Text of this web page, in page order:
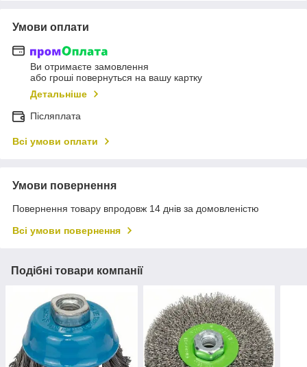
Умови оплати
Ви отримаєте замовлення
або гроші повернуться на вашу картку
Детальніше
Післяплата
Всі умови оплати
Умови повернення
Повернення товару впродовж 14 днів за домовленістю
Всі умови повернення
Подібні товари компанії